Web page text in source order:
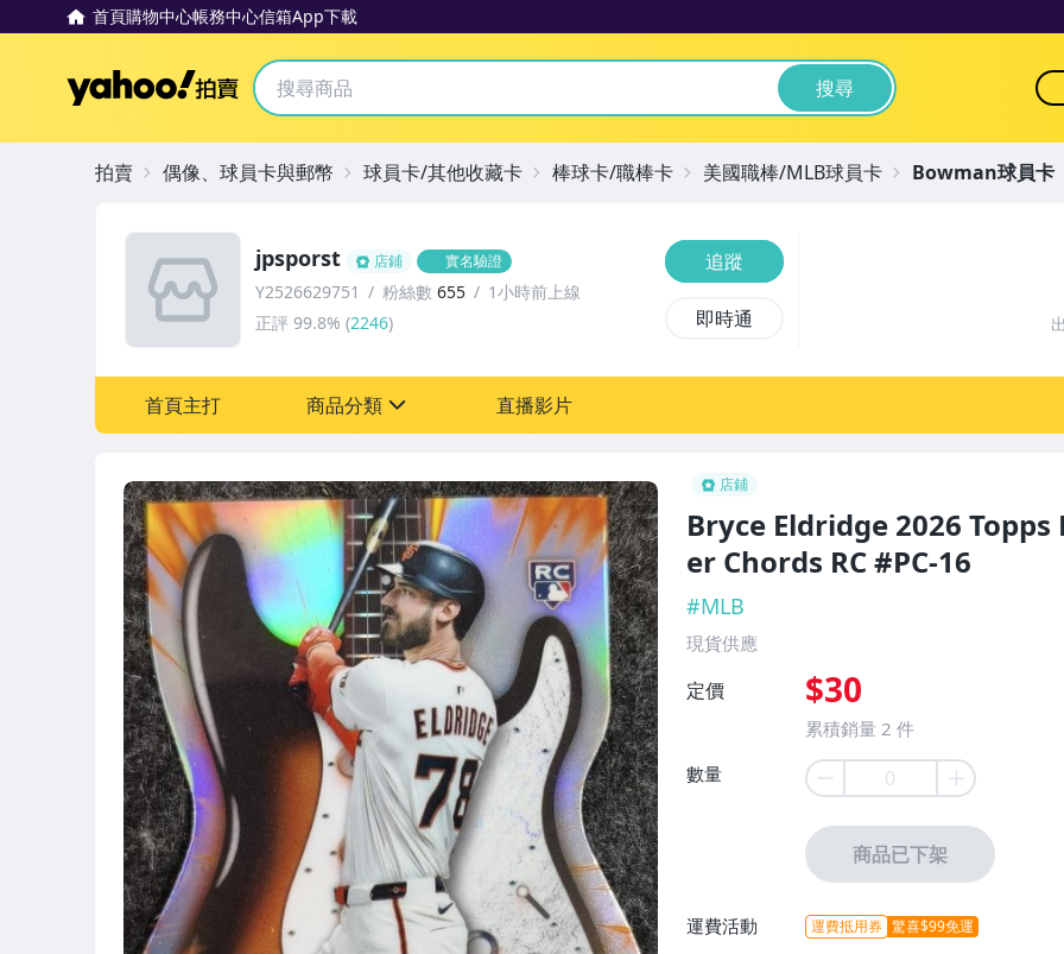
首頁購物中心帳務中心信箱App下載
Yahoo拍賣 搜尋
店鋪
Bryce Eldridge 2026
er Chords RC #PC-16
#MLB
現貨供應
定價 $30
累積銷量 2 件
數量
商品已下架
運費活動 運費抵用券 驚喜$99免運
jpsporst 店鋪 實名驗證
Y2526629751 粉絲數 655
1小時前上線
正評 99.8% (2246)
追蹤
即時通
首頁主打 商品分類
道奇隊三本柱
道奇隊 LA Dodgers
Aaron Judge
MLB 亞洲球員
棒球簽名卡 Relic
台灣大小聯盟球員
王建民/陳金鋒/郭泓志/曹錦輝
NBA
MLB
直播影片
拍賣 偶像、球員卡與郵幣 球員卡/其他收藏卡 棒球卡/職棒卡 美國職棒/MLB球員卡 Bowman球員卡